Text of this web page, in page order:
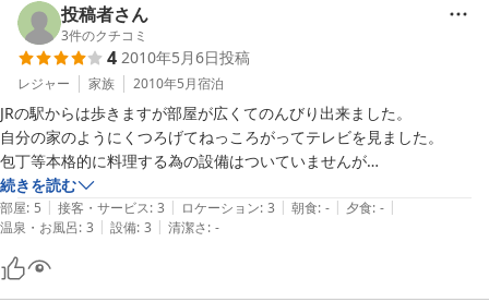
投稿者さん
3件のクチコミ
4 2010年5月6日投稿
レジャー 家族 2010年5月宿泊
JRの駅からは歩きますが部屋が広くてのんびり出来ました。
自分の家のようにくつろげてねっころがってテレビを見ました。
包丁等本格的に料理する為の設備はついていませんが
シンク、片手鍋、電子レンジはあるので
近所のスーパーからお惣菜や電子レンジ対応の食材等を買ってきて
簡単な食事なら部屋でも可能です。
お箸、プラスチックのナイフ、歯ブラシ等は
１Ｆのエレベータ前においてありました。
続きを読む
部屋: 5 | 接客・サービス: 3 | ロケーション: 3 | 朝食: - | 夕食: - |
温泉・お風呂: 3 | 設備: 3 | 清潔さ: -